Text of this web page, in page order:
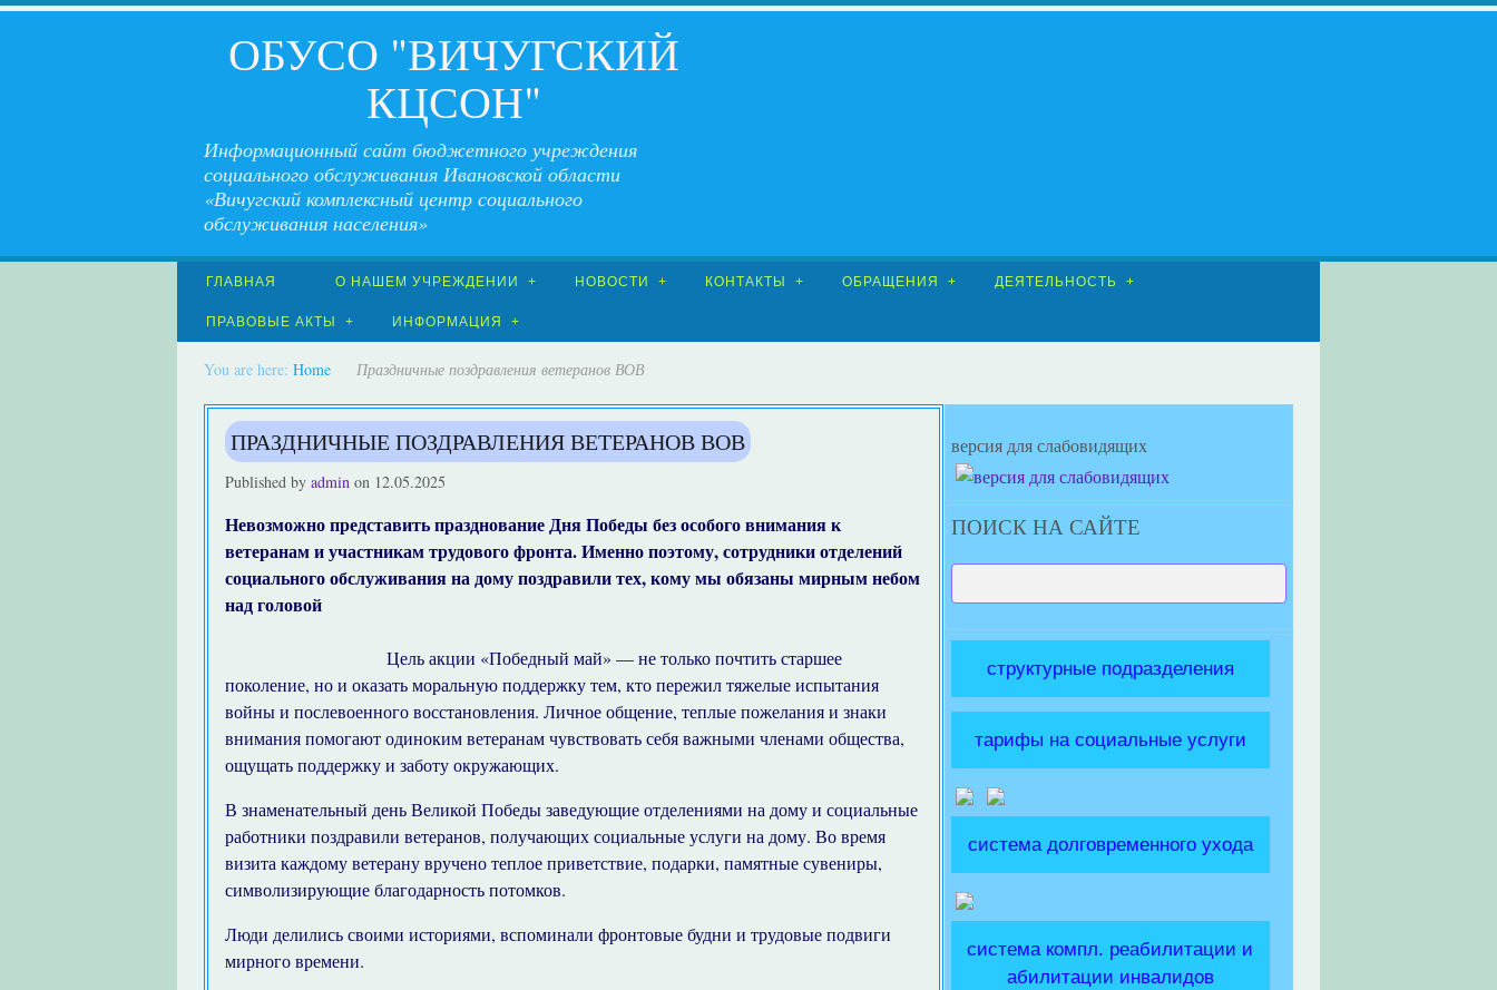
ОБУСО "ВИЧУГСКИЙ
КЦСОН"
Информационный сайт бюджетного учреждения
социального обслуживания Ивановской области
«Вичугский комплексный центр социального
обслуживания населения»
ГЛАВНАЯ О НАШЕМ УЧРЕЖДЕНИИ НОВОСТИ КОНТАКТЫ ОБРАЩЕНИЯ ДЕЯТЕЛЬНОСТЬ
ПРАВОВЫЕ АКТЫ ИНФОРМАЦИЯ
You are here: Home Праздничные поздравления ветеранов ВОВ
ПРАЗДНИЧНЫЕ ПОЗДРАВЛЕНИЯ ВЕТЕРАНОВ ВОВ
Published by admin on 12.05.2025
Невозможно представить празднование Дня Победы без особого внимания к
ветеранам и участникам трудового фронта. Именно поэтому, сотрудники отделений
социального обслуживания на дому поздравили тех, кому мы обязаны мирным небом
над головой
Цель акции «Победный май» — не только почтить старшее
поколение, но и оказать моральную поддержку тем, кто пережил тяжелые испытания
войны и послевоенного восстановления. Личное общение, теплые пожелания и знаки
внимания помогают одиноким ветеранам чувствовать себя важными членами общества,
ощущать поддержку и заботу окружающих.
В знаменательный день Великой Победы заведующие отделениями на дому и социальные
работники поздравили ветеранов, получающих социальные услуги на дому. Во время
визита каждому ветерану вручено теплое приветствие, подарки, памятные сувениры,
символизирующие благодарность потомков.
Люди делились своими историями, вспоминали фронтовые будни и трудовые подвиги
мирного времени.
версия для слабовидящих
ПОИСК НА САЙТЕ
структурные подразделения
тарифы на социальные услуги
система долговременного ухода
система компл. реабилитации и
абилитации инвалидов